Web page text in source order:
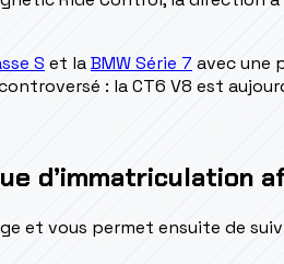
S et laBMW Série 7 avec une
: la CT6 V8 est
d’immatriculation
et vous permet ensuite de